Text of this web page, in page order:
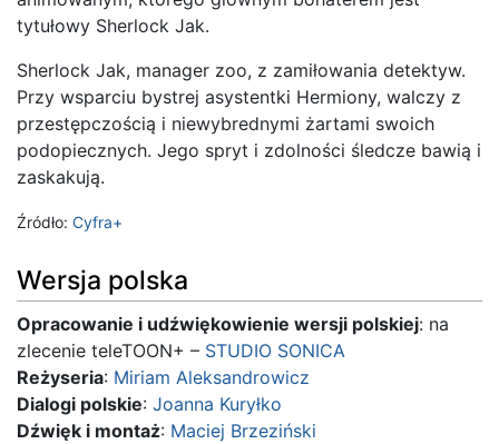
tytułowy Sherlock Jak.
Sherlock Jak, manager zoo, z zamiłowania detektyw.
Przy wsparciu bystrej asystentki Hermiony, walczy z
przestępczością i niewybrednymi żartami swoich
podopiecznych. Jego spryt i zdolności śledcze bawią i
zaskakują.
Źródło: Cyfra+
Wersja polska
Opracowanie i udźwiękowienie wersji polskiej: na
zlecenie teleTOON+ – STUDIO SONICA
Reżyseria: Miriam Aleksandrowicz
Dialogi polskie: Joanna Kuryłko
Dźwięk i montaż: Maciej Brzeziński